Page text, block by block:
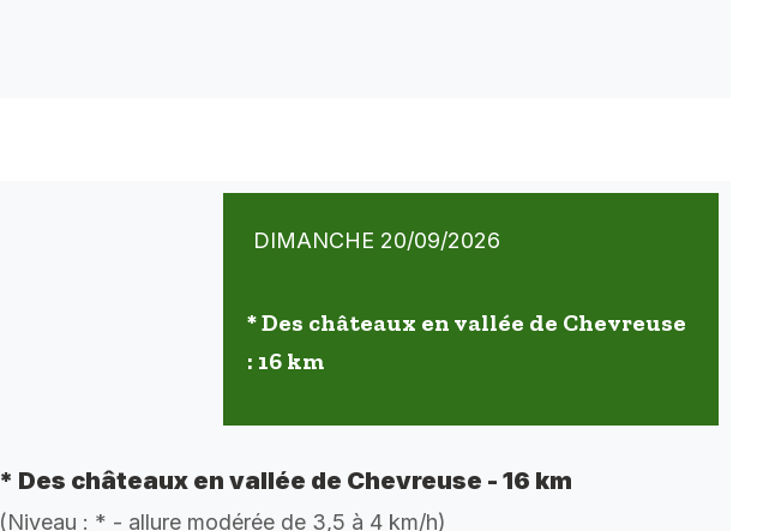
DIMANCHE 20/09/2026
* Des châteaux en vallée de Chevreuse
: 16 km
* Des châteaux en vallée de Chevreuse - 16 km
(Niveau : * - allure modérée de 3,5 à 4 km/h)